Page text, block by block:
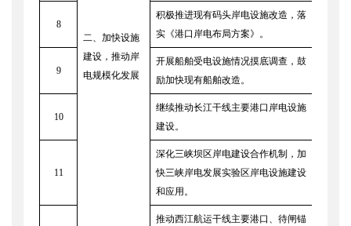
二、加快设施
建设，推动岸
电规模化发展
8
积极推进现有码头岸电设施改造，落
实《港口岸电布局方案》。
9
开展船舶受电设施情况摸底调查，鼓
励加快现有船舶改造。
10
继续推动长江干线主要港口岸电设施
建设。
11
深化三峡坝区岸电建设合作机制，加
快三峡岸电发展实验区岸电设施建设
和应用。
推动西江航运干线主要港口、待闸锚